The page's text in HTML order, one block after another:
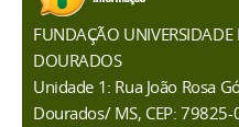
FUNDAÇÃO UNIVERSIDADE
DOURADOS
Unidade 1: Rua João Rosa
Dourados/ MS, CEP: 79825-